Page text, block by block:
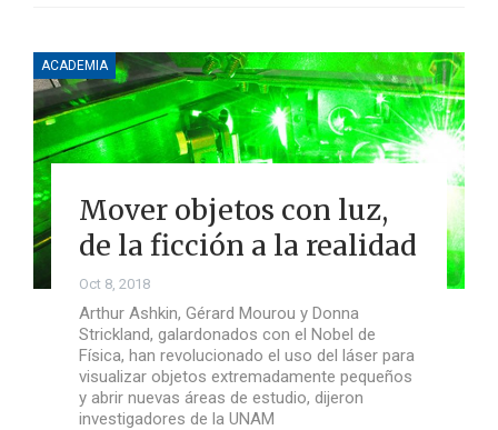
ACADEMIA
Mover objetos con luz,
de la ficción a la realidad
Oct 8, 2018
Arthur Ashkin, Gérard Mourou y Donna
Strickland, galardonados con el Nobel de
Física, han revolucionado el uso del láser para
visualizar objetos extremadamente pequeños
y abrir nuevas áreas de estudio, dijeron
investigadores de la UNAM